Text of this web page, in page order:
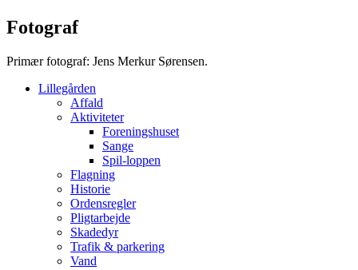
Fotograf
Primær fotograf: Jens Merkur Sørensen.
Lillegården
Affald
Aktiviteter
Foreningshuset
Sange
Spil-loppen
Flagning
Historie
Ordensregler
Pligtarbejde
Skadedyr
Trafik & parkering
Vand